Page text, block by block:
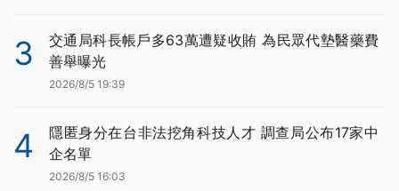
3
交通局科長帳戶多63萬遭疑收賄 為民眾代墊醫藥費
善舉曝光
2026/8/5 19:39
4
隱匿身分在台非法挖角科技人才 調查局公布17家中
企名單
2026/8/5 16:03